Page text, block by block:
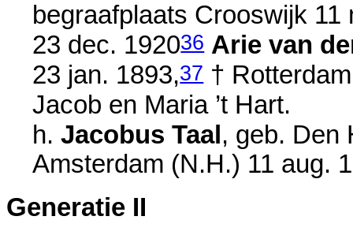
begraafplaats Crooswijk 11
23 dec. 192036 Arie van
23 jan. 1893,37†
Jacob en Maria ’t Hart.
h.Jacobus Taal , geb. Den
Amsterdam (N.H.) 11 aug.
Generatie II